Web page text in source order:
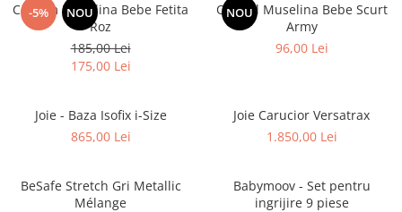
-5% NOU
Costum Muselina Bebe Fetita
Roz
185,00 Lei
175,00 Lei
NOU
Overall Muselina Bebe Scurt
Army
96,00 Lei
Joie - Baza Isofix i-Size
865,00 Lei
Joie Carucior Versatrax
1.850,00 Lei
BeSafe Stretch Gri Metallic
Mélange
Babymoov - Set pentru
ingrijire 9 piese